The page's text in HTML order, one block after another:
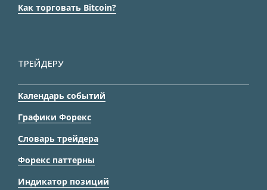
Как торговать Bitcoin?
ТРЕЙДЕРУ
Календарь событий
Графики Форекс
Словарь трейдера
Форекс паттерны
Индикатор позиций